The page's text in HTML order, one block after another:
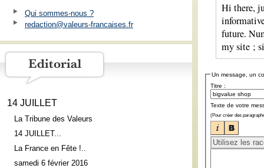
Qui sommes-nous ?
redaction@valeurs-francaises.fr
14 JUILLET
La Tribune des Valeurs
14 JUILLET...
La France en Fête !..
samedi 6 février 2016
Hi there,
future.
my site ;
Un message, un
Titre :
Texte de votre
(Pour créer des